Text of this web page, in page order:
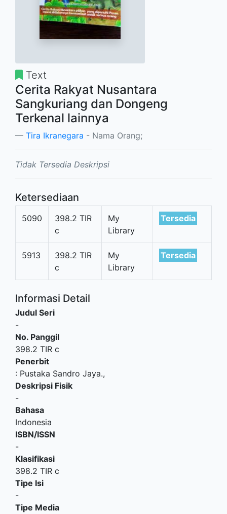
Text
Cerita Rakyat Nusantara
Sangkuriang dan Dongeng
Terkenal lainnya
Tira Ikranegara - Nama Orang;
Tidak Tersedia Deskripsi
Ketersediaan
5090
398.2 TIR
c
My
Library
Tersedia
5913
398.2 TIR
c
My
Library
Tersedia
Informasi Detail
Judul Seri
-
No. Panggil
398.2 TIR c
Penerbit
: Pustaka Sandro Jaya.,
Deskripsi Fisik
-
Bahasa
Indonesia
ISBN/ISSN
-
Klasifikasi
398.2 TIR c
Tipe Isi
-
Tipe Media